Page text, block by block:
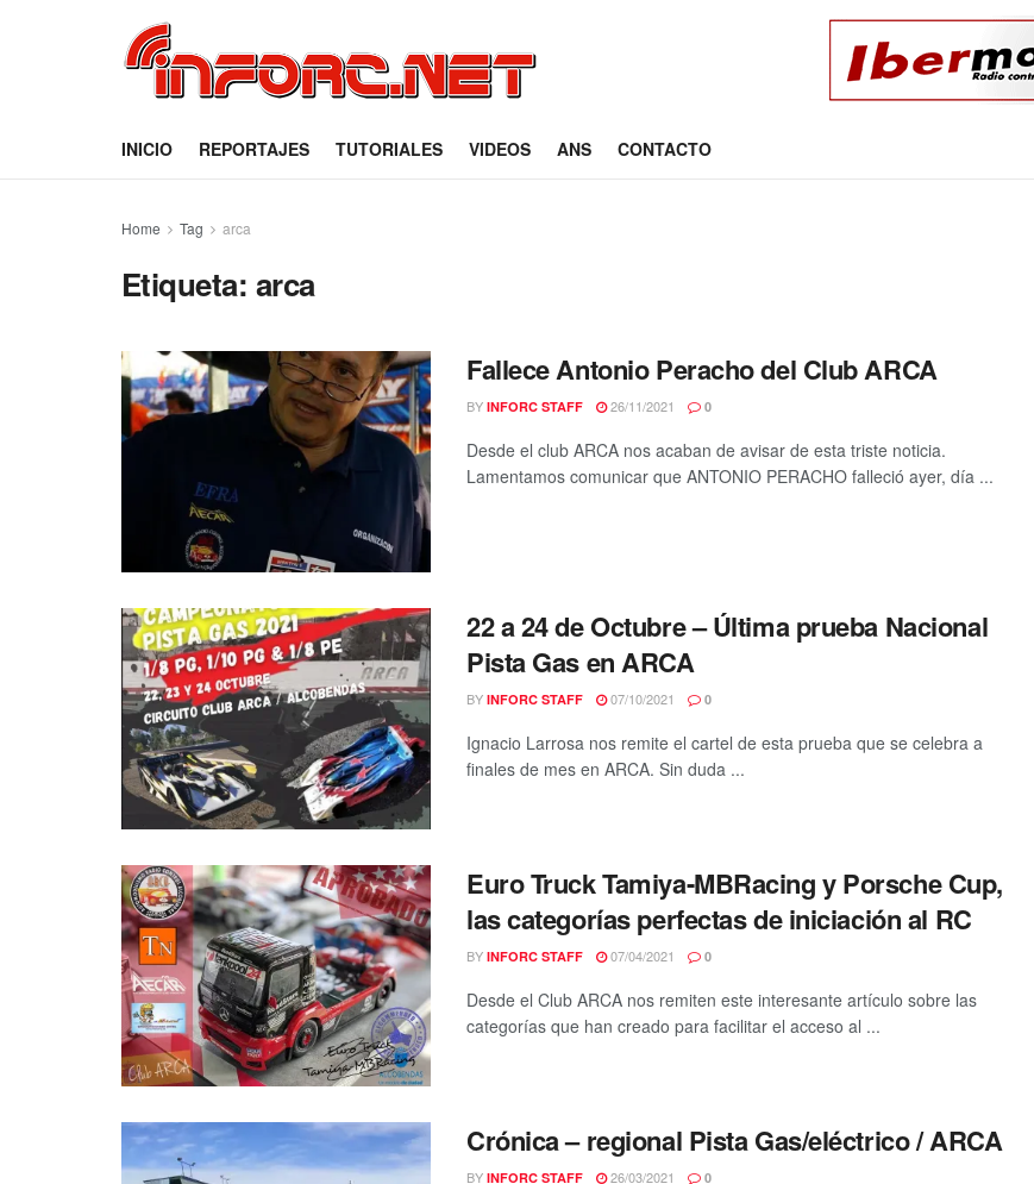
INICIO REPORTAJES TUTORIALES VIDEOS ANS CONTACTO
Home Tag arca
Etiqueta: arca
Fallece Antonio Peracho del Club ARCA
BY INFORC STAFF 26/11/2021 0
Desde el club ARCA nos acaban de avisar de esta triste noticia.
Lamentamos comunicar que ANTONIO PERACHO falleció ayer, día ...
22 a 24 de Octubre – Última prueba Nacional
Pista Gas en ARCA
BY INFORC STAFF 07/10/2021 0
Ignacio Larrosa nos remite el cartel de esta prueba que se celebra a
finales de mes en ARCA. Sin duda ...
Euro Truck Tamiya-MBRacing y Porsche Cup,
las categorías perfectas de iniciación al RC
BY INFORC STAFF 07/04/2021 0
Desde el Club ARCA nos remiten este interesante artículo sobre las
categorías que han creado para facilitar el acceso al ...
Crónica – regional Pista Gas/eléctrico / ARCA
BY INFORC STAFF 26/03/2021 0